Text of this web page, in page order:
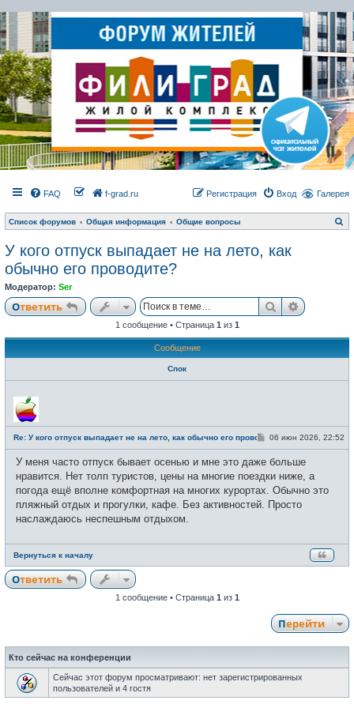
Галерея
FAQ f-grad.ru Вход
Регистрация
Список форумов Общая информация Общие вопросы
о
У кого отпуск выпадает не на лето, как
обычно его проводите?
Модератор: Ser
Ответить Поиск
1 сообщение • Страница 1 из 1
Сообщение
Спок
Н
е
в
с
е
т
и
Re: У кого отпуск выпадает не на лето, как обычно его проводите?
С
б
щ
н
и
06 июн 2026, 22:52
У меня часто отпуск бывает осенью и мне это даже больше
нравится. Нет толп туристов, цены на многие поездки ниже, а
погода ещё вполне комфортная на многих курортах. Обычно это
пляжный отдых и прогулки, кафе. Без активностей. Просто
наслаждаюсь неспешным отдыхом.
Вернуться к началу
Ответить
1 сообщение • Страница 1 из 1
Перейти
Кто сейчас на конференции
Сейчас этот форум просматривают: нет зарегистрированных
пользователей и 4 гостя